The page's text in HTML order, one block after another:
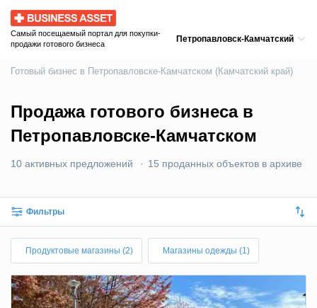
Business Asset
Самый посещаемый портал для покупки-
продажи готового бизнеса
Петропавловск-Камчатский
Готовый бизнес в Петропавловске-Камчатском (Камчатский край)
Продажа готового бизнеса в
Петропавловске-Камчатском
10 активных предложений 15 проданных объектов в архиве
Фильтры
Продуктовые магазины (2) Магазины одежды (1)